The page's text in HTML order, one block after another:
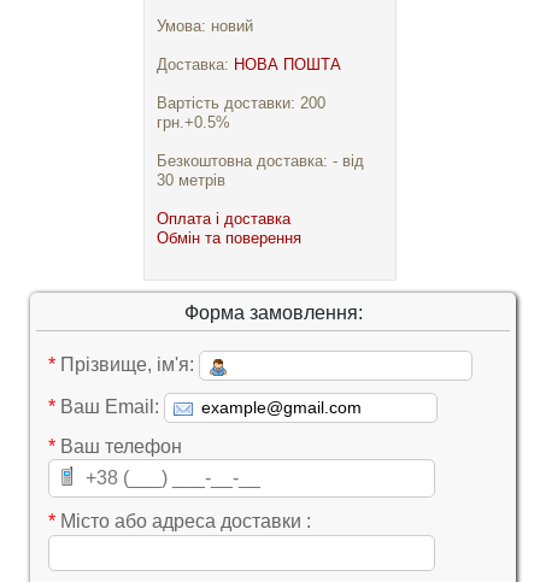
Умова: новий
Доставка: НОВА ПОШТА
Вартість доставки: 200
грн.+0.5%
Безкоштовна доставка: - від
30 метрів
Оплата і доставка
Обмін та поверення
Форма замовлення:
* Прізвище, ім'я:
* Ваш Email:
* Ваш телефон
* Місто або адреса доставки :